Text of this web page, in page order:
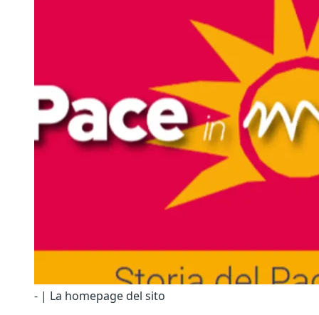
- | La homepage del sito